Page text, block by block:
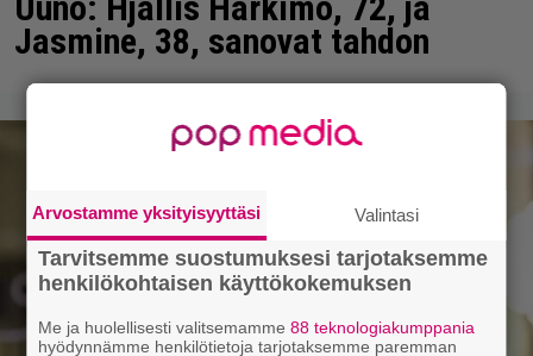
Jasmine, 38, sanovat tahdon
Arvostamme yksityisyyttäsi Valintasi
Tarvitsemme suostumuksesi tarjotaksemme
henkilökohtaisen käyttökokemuksen
Me ja huolellisesti valitsemamme88 teknologiakumppania
hyödynnämme henkilötietoja tarjotaksemme paremman